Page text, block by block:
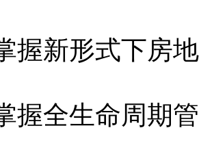
新形式下房地
全生命周期管